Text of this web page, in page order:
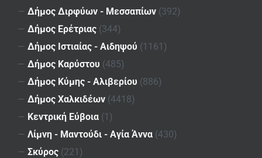
— Δήμος Διρφύων - Μεσσαπίων (392)
— Δήμος Ερέτριας (344)
— Δήμος Ιστιαίας - Αιδηψού (1161)
— Δήμος Καρύστου (485)
— Δήμος Κύμης - Αλιβερίου (886)
— Δήμος Χαλκιδέων (4418)
— Κεντρική Εύβοια (1)
— Λίμνη - Μαντούδι - Αγία Άννα (430)
— Σκύρος (221)